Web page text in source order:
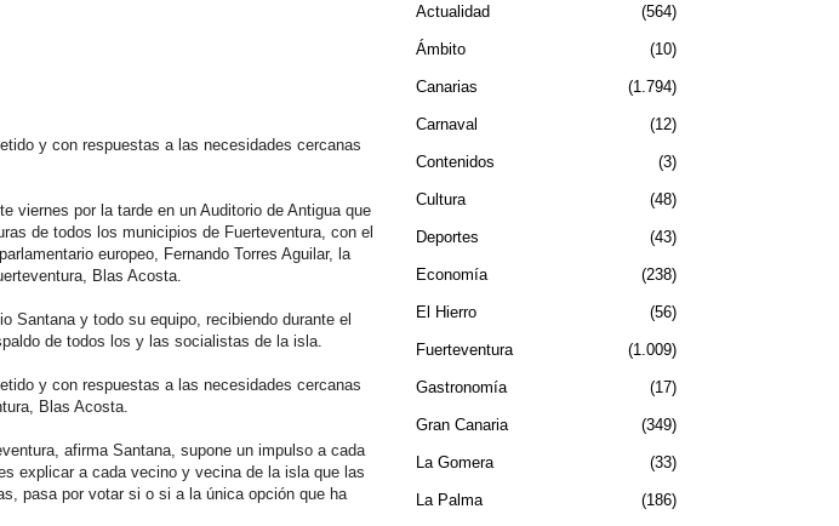
y con respuestas a las necesidades cercanas
viernes por la tarde en un Auditorio de Antigua que
de todos los municipios de Fuerteventura, con el
europeo, Fernando Torres Aguilar, la
Blas Acosta.
Santana y todo su equipo, recibiendo durante el
de todos los y las socialistas de la isla.
y con respuestas a las necesidades cercanas
Blas Acosta.
afirma Santana , supone un impulso a cada
explicar a cada vecino y vecina de la isla que las
pasa por votar si o si a la única opción que ha
Actualidad 564
Ámbito 10
Canarias 1.794
Carnaval 12
Contenidos 3
Cultura 48
Deportes 43
Economía 238
El Hierro 56
Fuerteventura 1.009
Gastronomía 17
Gran Canaria 349
La Gomera 33
La Palma 186